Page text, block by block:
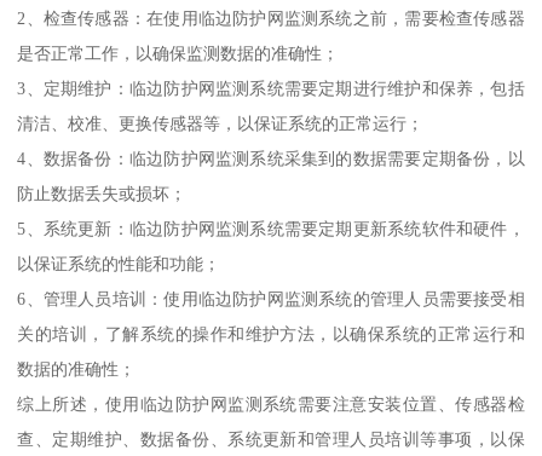
2、检查传感器：在使用临边防护网监测系统之前，需要检查传感器
是否正常工作，以确保监测数据的准确性；
3、定期维护：临边防护网监测系统需要定期进行维护和保养，包括
清洁、校准、更换传感器等，以保证系统的正常运行；
4、数据备份：临边防护网监测系统采集到的数据需要定期备份，以
防止数据丢失或损坏；
5、系统更新：临边防护网监测系统需要定期更新系统软件和硬件，
以保证系统的性能和功能；
6、管理人员培训：使用临边防护网监测系统的管理人员需要接受相
关的培训，了解系统的操作和维护方法，以确保系统的正常运行和
数据的准确性；
综上所述，使用临边防护网监测系统需要注意安装位置、传感器检
查、定期维护、数据备份、系统更新和管理人员培训等事项，以保